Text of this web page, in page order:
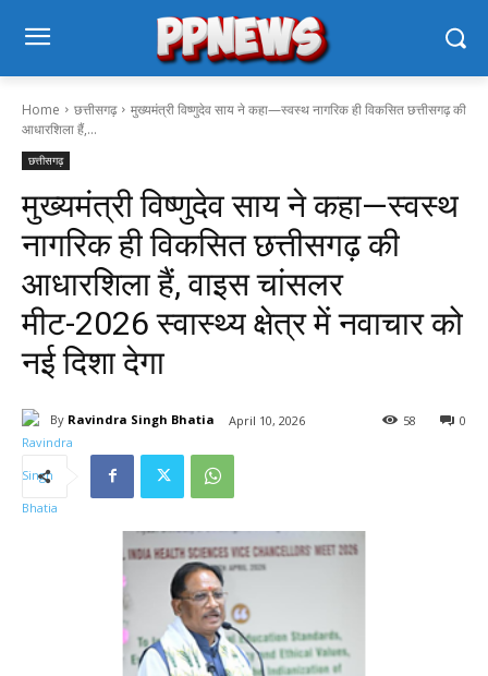
Home छत्तीसगढ़
मुख्यमंत्री विष्णुदेव साय ने कहा—स्वस्थ नागरिक ही विकसित छत्तीसगढ़ की
आधारशिला हैं,...
छत्तीसगढ़
मुख्यमंत्री विष्णुदेव साय ने कहा—स्वस्थ
नागरिक ही विकसित छत्तीसगढ़ की
आधारशिला हैं, वाइस चांसलर
मीट-2026 स्वास्थ्य क्षेत्र में नवाचार को
नई दिशा देगा
By Ravindra Singh Bhatia April 10, 2026 0
58